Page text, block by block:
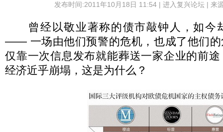
发布时间:2011年10月18日 11:54 | 进入复兴论坛| 来
曾经以敬业著称的债市敲钟人，如今
—— 一场由他们预警的危机，也成了他们的
仅靠一次信息发布就能葬送一家企业的前
经济近乎崩塌，这是为什么？